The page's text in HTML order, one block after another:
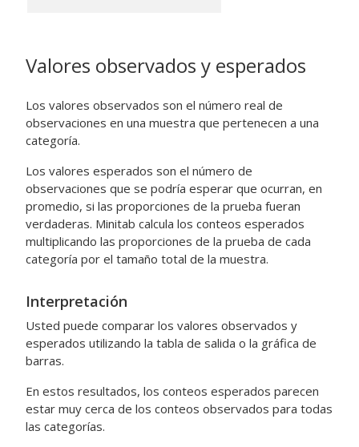
Valores observados y esperados
Los valores observados son el número real de
observaciones en una muestra que pertenecen a una
categoría.
Los valores esperados son el número de
observaciones que se podría esperar que ocurran, en
promedio, si las proporciones de la prueba fueran
verdaderas. Minitab calcula los conteos esperados
multiplicando las proporciones de la prueba de cada
categoría por el tamaño total de la muestra.
Interpretación
Usted puede comparar los valores observados y
esperados utilizando la tabla de salida o la gráfica de
barras.
En estos resultados, los conteos esperados parecen
estar muy cerca de los conteos observados para todas
las categorías.